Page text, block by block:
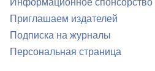
Информационное спонсорство
Приглашаем издателей
Подписка на журналы
Персональная страница